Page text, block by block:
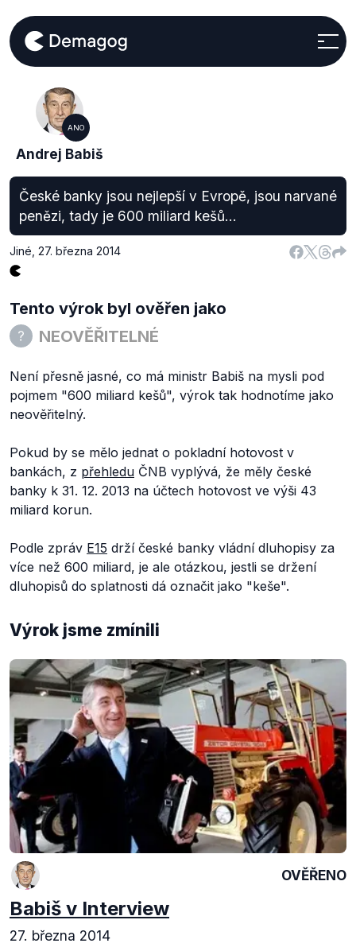
ANO
Andrej Babiš
České banky jsou nejlepší v Evropě, jsou narvané
penězi, tady je 600 miliard kešů...
Jiné 27. března 2014
Tento výrok byl ověřen jako
NEOVĚŘITELNÉ
Není přesně jasné, co má ministr Babiš na mysli pod
pojmem "600 miliard kešů", výrok tak hodnotíme jako
neověřitelný.
Pokud by se mělo jednat o pokladní hotovost v
bankách, z přehledu ČNB vyplývá, že měly české
banky k 31. 12. 2013 na účtech hotovost ve výši 43
miliard korun.
Podle zpráv E15 drží české banky vládní dluhopisy za
více než 600 miliard, je ale otázkou, jestli se držení
dluhopisů do splatnosti dá označit jako "keše".
Výrok jsme zmínili
OVĚŘENO
Babiš v Interview
27. března 2014